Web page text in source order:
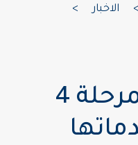
الاخبار
المحامين المرحلة 4